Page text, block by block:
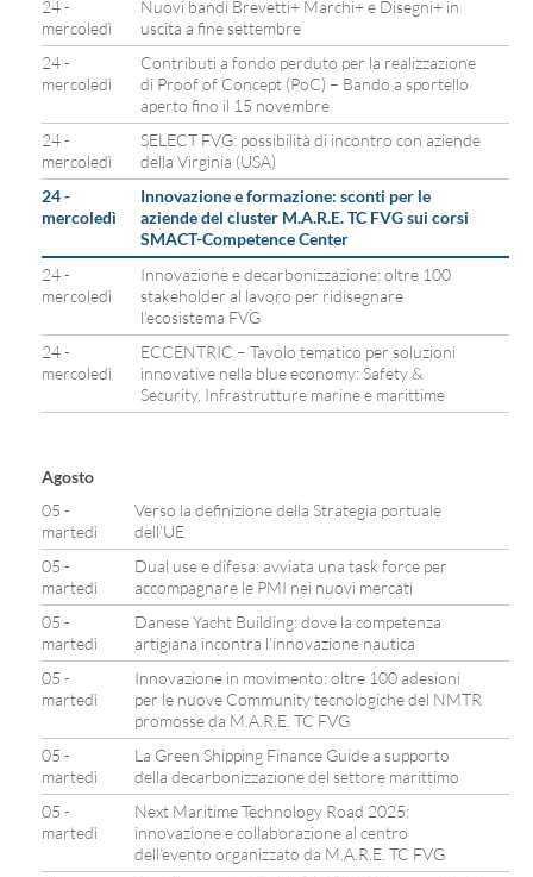
24 -
mercoledì
Nuovi bandi Brevetti+ Marchi+ e Disegni+ in
uscita a fine settembre
24 -
mercoledì
Contributi a fondo perduto per la realizzazione
di Proof of Concept (PoC) – Bando a sportello
aperto fino il 15 novembre
24 -
mercoledì
SELECT FVG: possibilità di incontro con aziende
della Virginia (USA)
24 -
mercoledì
Innovazione e formazione: sconti per le
aziende del cluster M.A.R.E. TC FVG sui corsi
SMACT-Competence Center
24 -
mercoledì
Innovazione e decarbonizzazione: oltre 100
stakeholder al lavoro per ridisegnare
l’ecosistema FVG
24 -
mercoledì
ECCENTRIC – Tavolo tematico per soluzioni
innovative nella blue economy: Safety &
Security, Infrastrutture marine e marittime
Agosto
05 -
martedì
Verso la definizione della Strategia portuale
dell’UE
05 -
martedì
Dual use e difesa: avviata una task force per
accompagnare le PMI nei nuovi mercati
05 -
martedì
Danese Yacht Building: dove la competenza
artigiana incontra l’innovazione nautica
05 -
martedì
Innovazione in movimento: oltre 100 adesioni
per le nuove Community tecnologiche del NMTR
promosse da M.A.R.E. TC FVG
05 -
martedì
La Green Shipping Finance Guide a supporto
della decarbonizzazione del settore marittimo
05 -
martedì
Next Maritime Technology Road 2025:
innovazione e collaborazione al centro
dell’evento organizzato da M.A.R.E. TC FVG